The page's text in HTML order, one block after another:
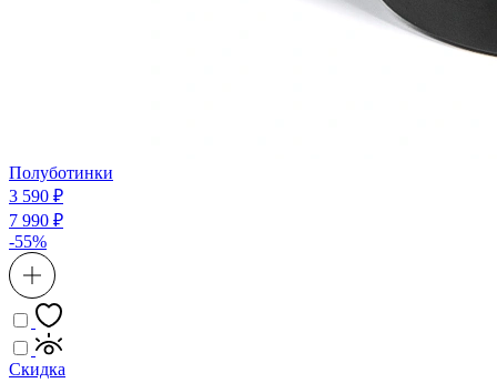
Полуботинки
3 590 ₽
7 990 ₽
-55%
Скидка